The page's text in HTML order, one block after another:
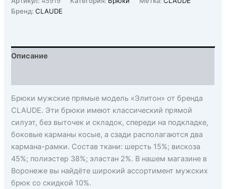
Бренд:CLAUDE
Описание
Брюки мужские прямые модель «Элитон» от бренда
CLAUDE. Эти брюки имеют классический прямой
силуэт, без выточек и складок, спереди на подкладке,
боковые карманы косые, а сзади располагаются два
кармана-рамки. Состав ткани: шерсть 15%; вискоза
45%; полиэстер 38%; эластан 2%. В нашем магазине в
Воронеже вы найдёте широкий ассортимент мужских
брюк со скидкой 10%.